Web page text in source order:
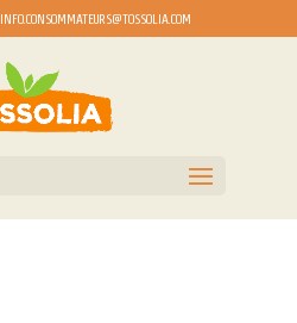
INFO.CONSOMMATEURS@TOSSOLIA.COM